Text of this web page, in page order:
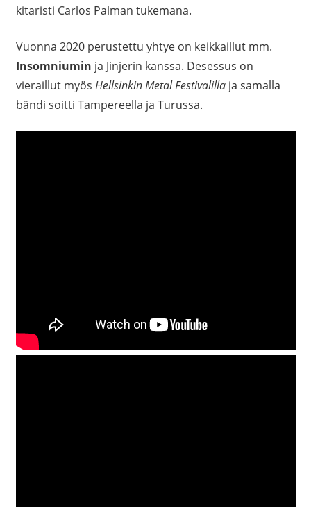
kitaristi Carlos Palman tukemana.
Vuonna 2020 perustettu yhtye on keikkaillut mm.
Insomniumin ja Jinjerin kanssa. Desessus on
vieraillut myös Hellsinkin Metal Festivalillaja samalla
bändi soitti Tampereella ja Turussa.